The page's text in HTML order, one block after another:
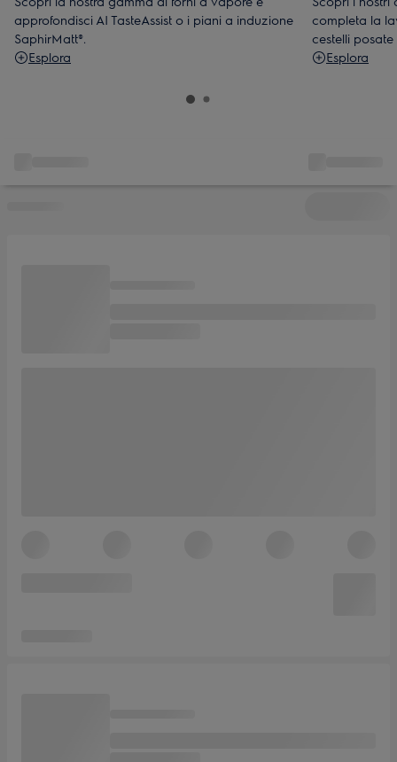
approfondisci AI TasteAssist o i piani a induzione
SaphirMatt®.
Esplora
completa la
cestelli
Esplora